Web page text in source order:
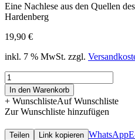
Eine Nachlese aus den Quellen
Hardenberg
19,90 €
inkl. 7 % MwSt. zzgl.
Friedrich
von
Hardenberg
genannt
Novalis
Menge
In den Warenkorb
+ WunschlisteAuf Wunschliste
Zur Wunschliste hinzufügen
Teilen Link kopieren WhatsApp